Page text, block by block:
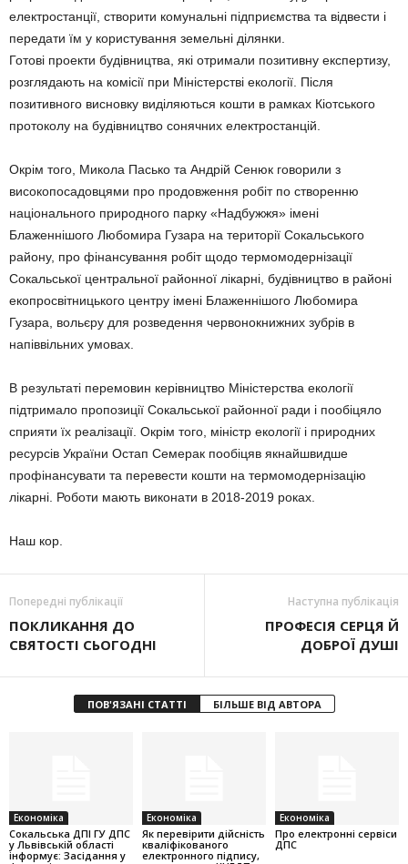
електростанції, створити комунальні підприємства та відвести і
передати їм у користування земельні ділянки.
Готові проекти будівництва, які отримали позитивну експертизу,
розглядають на комісії при Міністерстві екології. Після
позитивного висновку виділяються кошти в рамках Кіотського
протоколу на будівництво сонячних електростанцій.
Окрім того, Микола Пасько та Андрій Сенюк говорили з
високопосадовцями про продовження робіт по створенню
національного природного парку «Надбужжя» імені
Блаженнішого Любомира Гузара на території Сокальського
району, про фінансування робіт щодо термомодернізації
Сокальської центральної районної лікарні, будівництво в районі
екопросвітницького центру імені Блаженнішого Любомира
Гузара, вольєру для розведення червонокнижних зубрів в
напіввільних умовах.
В результаті перемовин керівництво Міністерства екології
підтримало пропозиції Сокальської районної ради і пообіцяло
сприяти їх реалізації. Окрім того, міністр екології і природних
ресурсів України Остап Семерак пообіцяв якнайшвидше
профінансувати та перевести кошти на термомодернізацію
лікарні. Роботи мають виконати в 2018-2019 роках.
Наш кор.
Попередні публікації
ПОКЛИКАННЯ ДО
СВЯТОСТІ СЬОГОДНІ
Наступна публікація
ПРОФЕСІЯ СЕРЦЯ Й
ДОБРОЇ ДУШІ
ПОВ'ЯЗАНІ СТАТТІ БІЛЬШЕ ВІД АВТОРА
Економіка
Cокальська ДПІ ГУ ДПС
у Львівській області
інформує: Засідання у
Економіка
Як перевірити дійсність
кваліфікованого
електронного підпису,
Економіка
Про електронні сервіси
ДПС